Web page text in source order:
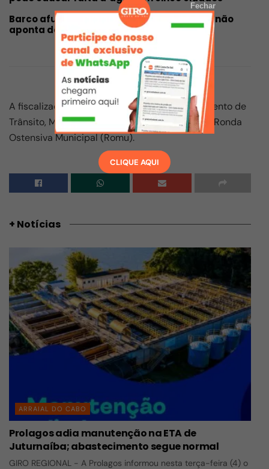
Barco afunda no Canal do Itajuru; vistoria não
aponta danos ambientais, em Cabo Frio
A fiscalização foi feita por agentes do Grupamento de
Trânsito, MPTrans, Grupamento Tático Móvel e Ronda
Ostensiva Municipal (Romu).
+ Notícias
ARRAIAL DO CABO
Prolagos adia manutenção na ETA de
Juturnaíba; abastecimento segue normal
GIRO REGIONAL - A Prolagos informou nesta terça-feira (4) o
CLIQUE AQUI
Fechar